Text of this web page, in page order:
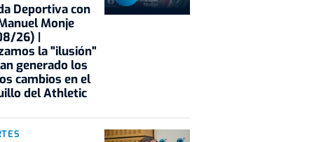
Deportiva con
Monje
26) |
la "ilusión"
generado los
cambios en el
del Athletic